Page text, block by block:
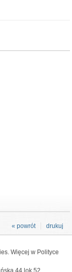
drukuj
« powrót
Więcej w Polityce
44 lok 52